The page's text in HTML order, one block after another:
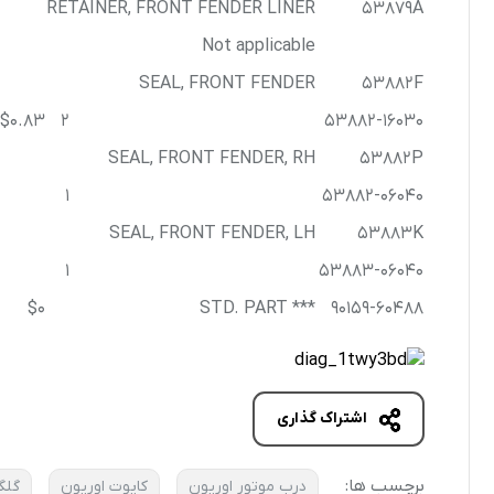
53879A
RETAINER, FRONT FENDER LINER
Not applicable
53882F
SEAL, FRONT FENDER
53882-16030
2
$0.83
53882P
SEAL, FRONT FENDER, RH
53882-06040
1
53883K
SEAL, FRONT FENDER, LH
53883-06040
1
90159-60488
*** STD. PART
$0
اشتراک گذاری
برچسب ها: درب موتور اوریون کاپوت اوریون